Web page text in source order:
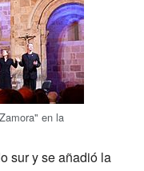
en la
sur y se añadió la